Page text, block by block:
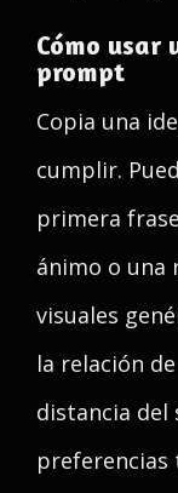
Cómo usar
prompt
Copia una
cumplir.
primera
ánimo o una
visuales
la relación
distancia del
preferencias